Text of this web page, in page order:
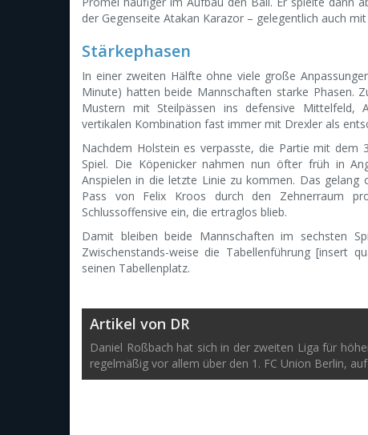
der Gegenseite Atakan Karazor – gelegentlich auch
Stärkephasen
In einer zweiten Hälfte ohne viele große
Minute) hatten beide Mannschaften starke Phasen.
Mustern mit Steilpässen ins defensive Mittelfeld,
vertikalen Kombination fast immer mit Drexler als
Nachdem Holstein es verpasste, die Partie mit dem
Spiel. Die Köpenicker nahmen nun öfter früh in
Anspielen in die letzte Linie zu kommen. Das
Pass von Felix Kroos durch den Zehnerraum
Schlussoffensive ein, die ertraglos blieb.
Damit bleiben beide Mannschaften im sechsten
Zwischenstands-weise die Tabellenführung [insert
seinen Tabellenplatz.
Artikel von DR
Daniel Roßbach hat sich in der zweiten Liga für
regelmäßig vor allem über den 1. FC Union Berlin,